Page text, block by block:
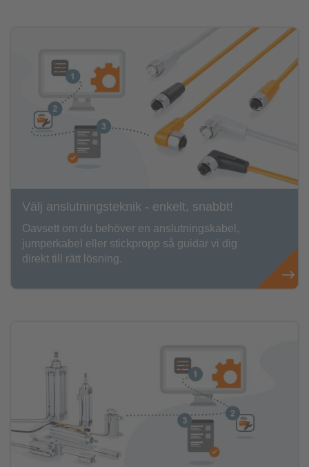
Välj anslutningsteknik - enkelt, snabbt!
Oavsett om du behöver en anslutningskabel,
jumperkabel eller stickpropp så guidar vi dig
direkt till rätt lösning.